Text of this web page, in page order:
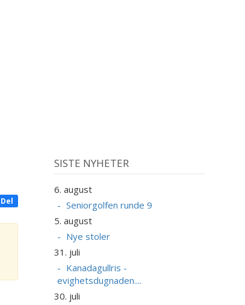
Del
SISTE NYHETER
6. august
Seniorgolfen runde 9
5. august
Nye stoler
31. juli
Kanadagullris -
evighetsdugnaden....
30. juli